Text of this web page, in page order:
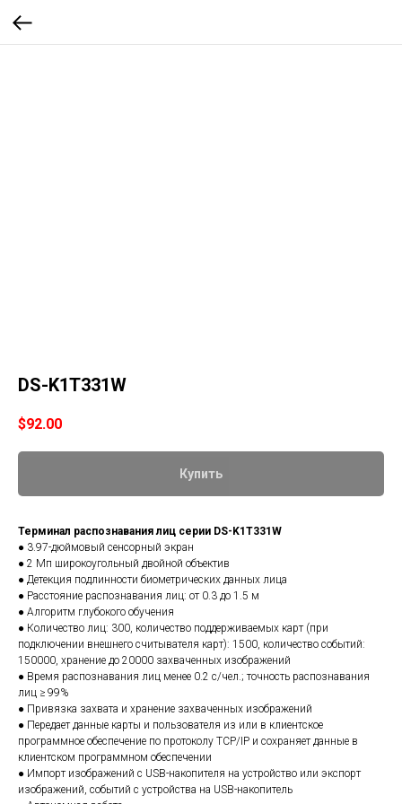
DS-K1T331W
$92.00
Купить
Терминал распознавания лиц серии DS-K1T331W
● 3.97-дюймовый сенсорный экран
● 2 Мп широкоугольный двойной объектив
● Детекция подлинности биометрических данных лица
● Расстояние распознавания лиц: от 0.3 до 1.5 м
● Алгоритм глубокого обучения
● Количество лиц: 300, количество поддерживаемых карт (при
подключении внешнего считывателя карт): 1500, количество событий:
150000, хранение до 20000 захваченных изображений
● Время распознавания лиц менее 0.2 c/чел.; точность распознавания
лиц ≥ 99%
● Привязка захвата и хранение захваченных изображений
● Передает данные карты и пользователя из или в клиентское
программное обеспечение по протоколу TCP/IP и сохраняет данные в
клиентском программном обеспечении
● Импорт изображений с USB-накопителя на устройство или экспорт
изображений, событий с устройства на USB-накопитель